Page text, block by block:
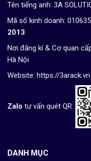
Tên tiếng anh: 3A
Mã số kinh doanh:
2013
Nơi đăng kí & Cơ quan
Hà Nội
Website: https://3arack.vn
Zalo tư vấn quét QR:
DANH MỤC